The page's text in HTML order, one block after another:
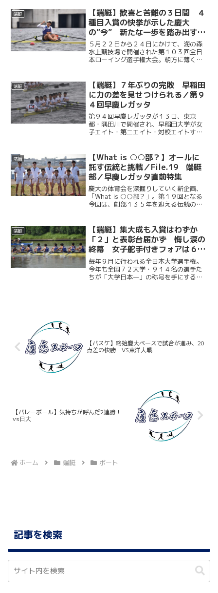
めた思いを語った。挑戦を貫く揺るぎな
い意志とチームの深い結束...
端艇
【端艇】歓喜と苦難の３日間 ４
種目入賞の快挙が示した慶大
の”今” 新たな一歩を踏み出す／
第１０３回全日本ローイング選手
権大会
５月２２日から２４日にかけて、海の森
水上競技場で開催された第１０３回全日
本ローイング選手権大会。朝方に薄く広
選手たちは渾身の力をオールに込めた。
早慶レガッタ後、初めての...
端艇
【端艇】７年ぶりの完敗 早稲田
に力の差を見せつけられる／第９
４回早慶レガッタ
第９４回早慶レガッタが１３日、東京
都・隅田川で開催され、早稲田大学が女
子エイト・第二エイト・対校エイトすべ
く荒れる悪条件の中、慶應義塾大学は懸
命のレースを見せたが、最後...
端艇
【What is ○○部？】オールに
託す伝統と挑戦／File.19 端艇
部／早慶レガッタ直前特集
慶大の体育会を深掘りしていく新企画、
「What is ○○部？」。第１９回となる
今回は、創部１３５年を迎える伝統の端
る同部。今年は「自ら進む」という意味
を込めた「自進」...
端艇
【端艇】集大成も入賞はわずか
「２」と表彰台届かず 悔し涙の
終幕 女子舵手付きフォアは６位
に輝く／第５１回全日本大学ロー
イング選手権大会
毎年９月に行われる全日本大学選手権。
今年も全国７２大学・９１４名の選手た
ちが「大学日本一」の称号を手にするべ
【バスケ】終始慶大ペースで試合が進み、20
点差の快勝 VS東洋大戦
【バレーボール】気持ちが呼んだ2連勝！
vs日大
ホーム 端艇 ボート
記事を検索